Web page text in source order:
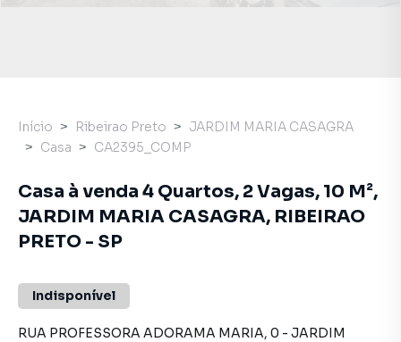
Início Ribeirao Preto
JARDIM MARIA CASAGRA
Casa
CA2395_COMP
Casa à venda 4 Quartos, 2 Vagas, 10 M²,
JARDIM MARIA CASAGRA, RIBEIRAO
PRETO - SP
Indisponível
RUA PROFESSORA ADORAMA MARIA, 0 - JARDIM